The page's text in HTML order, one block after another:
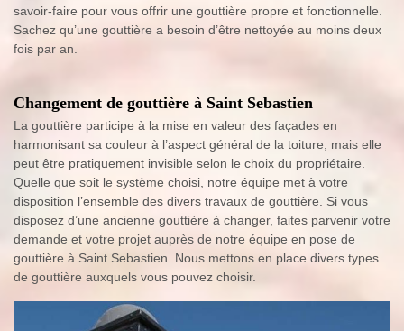
savoir-faire pour vous offrir une gouttière propre et fonctionnelle.
Sachez qu’une gouttière a besoin d’être nettoyée au moins deux
fois par an.
Changement de gouttière à Saint Sebastien
La gouttière participe à la mise en valeur des façades en
harmonisant sa couleur à l’aspect général de la toiture, mais elle
peut être pratiquement invisible selon le choix du propriétaire.
Quelle que soit le système choisi, notre équipe met à votre
disposition l’ensemble des divers travaux de gouttière. Si vous
disposez d’une ancienne gouttière à changer, faites parvenir votre
demande et votre projet auprès de notre équipe en pose de
gouttière à Saint Sebastien. Nous mettons en place divers types
de gouttière auxquels vous pouvez choisir.